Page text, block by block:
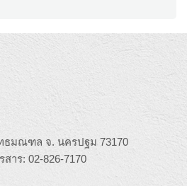
ธมณฑล จ. นครปฐม 73170
าร: 02-826-7170